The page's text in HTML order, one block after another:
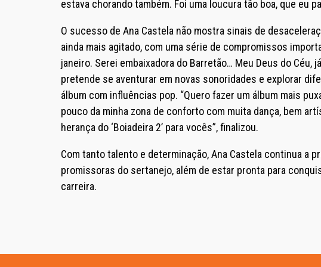
estava chorando também. Foi uma loucura tão boa, que eu
O sucesso de Ana Castela não mostra sinais de
ainda mais agitado, com uma série de compromissos
janeiro. Serei embaixadora do Barretão… Meu Deus do Céu,
pretende se aventurar em novas sonoridades e explorar
álbum com influências pop. “Quero fazer um álbum mais
pouco da minha zona de conforto com muita dança, bem
herança do ‘Boiadeira 2’ para vocês”, finalizou.
Com tanto talento e determinação, Ana Castela continua a
promissoras do sertanejo, além de estar pronta para
carreira.